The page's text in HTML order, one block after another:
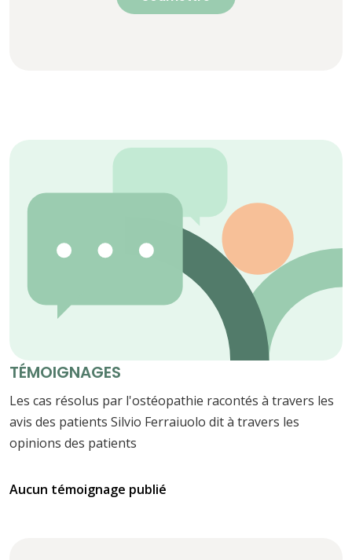
TÉMOIGNAGES
Les cas résolus par l'ostéopathie racontés à travers les
avis des patients Silvio Ferraiuolo dit à travers les
opinions des patients
Aucun témoignage publié